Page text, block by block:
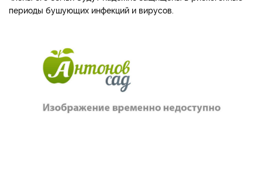
периоды бушующих инфекций и вирусов.